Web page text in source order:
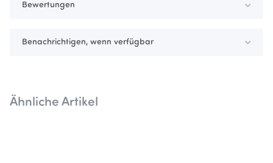
Bewertungen
Benachrichtigen, wenn verfügbar
Ähnliche Artikel